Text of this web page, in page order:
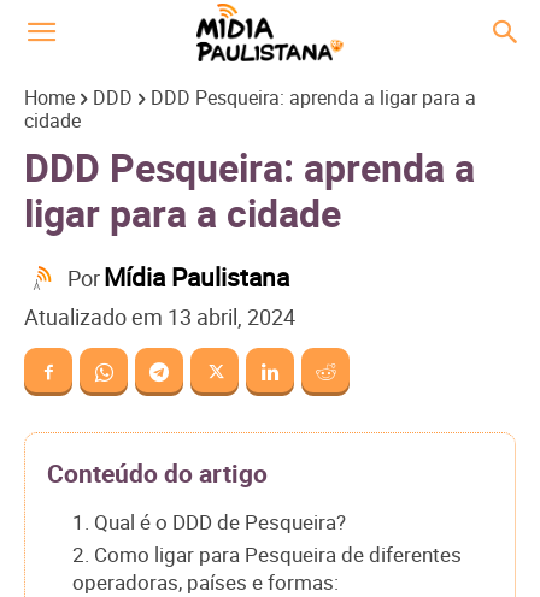
Home DDD
DDD Pesqueira: aprenda a ligar para a
cidade
DDD Pesqueira: aprenda a
ligar para a cidade
PorMídia Paulistana
Atualizado em 13 abril, 2024
Conteúdo do artigo
1. Qual é o DDD de Pesqueira?
2. Como ligar para Pesqueira de diferentes
operadoras, países e formas: